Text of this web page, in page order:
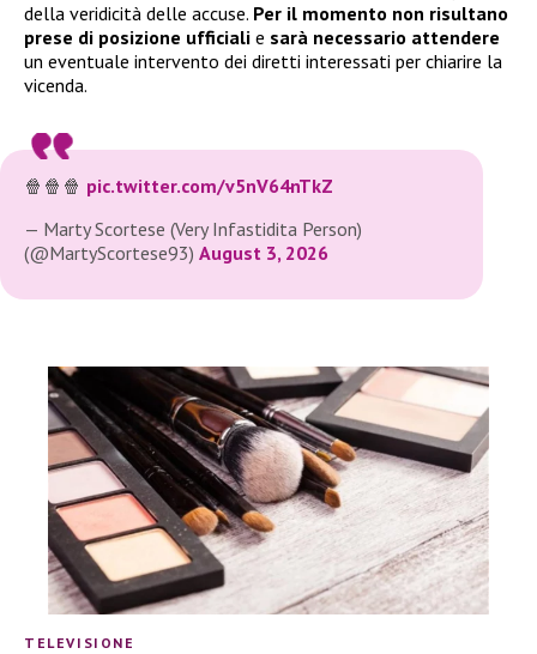
della veridicità delle accuse. Per il momento non risultano
prese di posizione ufficiali e sarà necessario attendere
un eventuale intervento dei diretti interessati per chiarire la
vicenda.
🍿🍿🍿 pic.twitter.com/v5nV64nTkZ
— Marty Scortese (Very Infastidita Person)
(@MartyScortese93) August 3, 2026
TELEVISIONE